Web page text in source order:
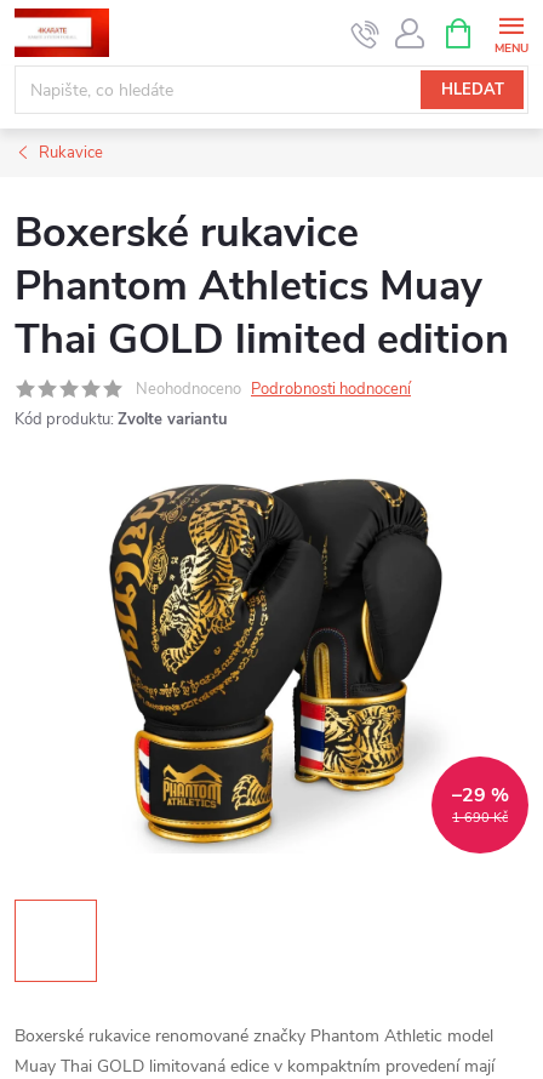
Přejít
na
obsah
HLEDAT
NÁKUPNÍ
KOŠÍK
Rukavice
Boxerské rukavice
Phantom Athletics Muay
Thai GOLD limited edition
Neohodnoceno Podrobnosti hodnocení
Kód produktu: Zvolte variantu
1 690 Kč
–29 %
Boxerské rukavice renomované značky Phantom Athletic model
Muay Thai GOLD limitovaná edice v kompaktním provedení mají